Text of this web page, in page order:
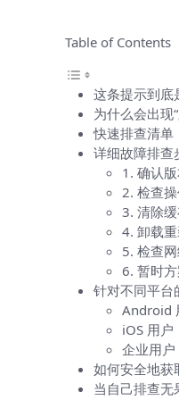
Table of Contents
这条提示到底
为什么会出现
快速排查清单
详细故障排查
1. 确认
2. 检查
3. 清除
4. 卸载重
5. 检查
6. 暂时
针对不同平台
Android
iOS 用户
企业用
如何安全地获
当自己排查无